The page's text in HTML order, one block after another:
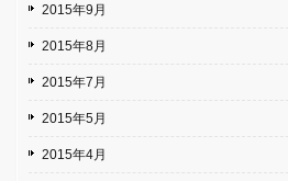
2015年9月
2015年8月
2015年7月
2015年5月
2015年4月